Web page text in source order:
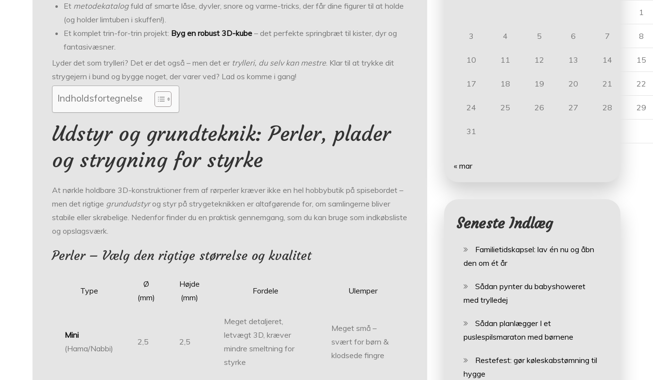
Et metodekatalogfuld af smarte låse, dyvler, snore og varme-tricks, der får dine figurer til at holde
(og holder limtuben i skuffen!).
Et komplet trin-for-trin projekt: Byg en robust 3D-kube – det perfekte springbræt til kister, dyr og
fantasivæsner.
Lyder det som trylleri? Det er det også – men det er trylleri, du selv kan mestre. Klar til at trykke dit
strygejern i bund og bygge noget, der varer ved? Lad os komme i gang!
Indholdsfortegnelse
Udstyr og grundteknik: Perler, plader
og strygning for styrke
At nørkle holdbare 3D-konstruktioner frem af rørperler kræver ikke en hel hobbybutik på spisebordet –
men det rigtige grundudstyrog styr på strygeteknikken er altafgørende for, om samlingerne bliver
stabile eller skrøbelige. Nedenfor finder du en praktisk gennemgang, som du kan bruge som indkøbsliste
og opslagsværk.
Perler – Vælg den rigtige størrelse og kvalitet
Type
Ø
(mm)
Højde
(mm)
Fordele Ulemper
Mini
(Hama/Nabbi)
2,5 2,5
Meget detaljeret,
letvægt 3D, kræver
mindre smeltning for
styrke
Meget små –
svært for børn &
klodsede fingre
1
3 4 5 6 7 8
10 11 12 13 14 15
17 18 19 20 21 22
24 25 26 27 28 29
31
« mar
Seneste Indlæg
Familietidskapsel: lav én nu og åbn
den om ét år
Sådan pynter du babyshoweret
med trylledej
Sådan planlægger I et
puslespilsmaraton med børnene
Restefest: gør køleskabstømning til
hygge